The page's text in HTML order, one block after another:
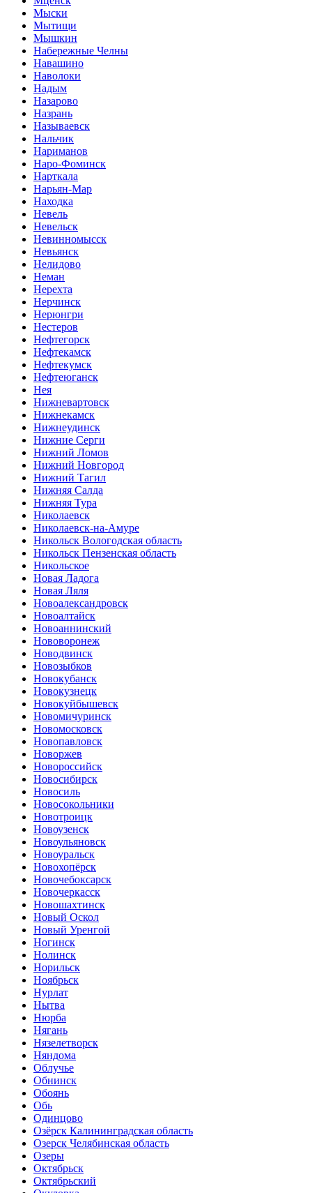
Мыски
Мытищи
Мышкин
Набережные Челны
Навашино
Наволоки
Надым
Назарово
Назрань
Называевск
Нальчик
Нариманов
Наро-Фоминск
Нарткала
Нарьян-Мар
Находка
Невель
Невельск
Невинномысск
Невьянск
Нелидово
Неман
Нерехта
Нерчинск
Нерюнгри
Нестеров
Нефтегорск
Нефтекамск
Нефтекумск
Нефтеюганск
Нея
Нижневартовск
Нижнекамск
Нижнеудинск
Нижние Серги
Нижний Ломов
Нижний Новгород
Нижний Тагил
Нижняя Салда
Нижняя Тура
Николаевск
Николаевск-на-Амуре
Никольск Вологодская область
Никольск Пензенская область
Никольское
Новая Ладога
Новая Ляля
Новоалександровск
Новоалтайск
Новоаннинский
Нововоронеж
Новодвинск
Новозыбков
Новокубанск
Новокузнецк
Новокуйбышевск
Новомичуринск
Новомосковск
Новопавловск
Новоржев
Новороссийск
Новосибирск
Новосиль
Новосокольники
Новотроицк
Новоузенск
Новоульяновск
Новоуральск
Новохопёрск
Новочебоксарск
Новочеркасск
Новошахтинск
Новый Оскол
Новый Уренгой
Ногинск
Нолинск
Норильск
Ноябрьск
Нурлат
Нытва
Нюрба
Нягань
Нязелетворск
Няндома
Облучье
Обнинск
Обоянь
Обь
Одинцово
Озёрск Калининградская область
Озерск Челябинская область
Озеры
Октябрьск
Октябрьский